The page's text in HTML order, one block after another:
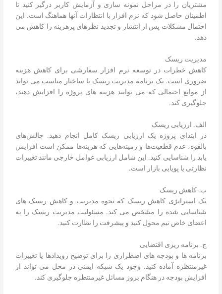
مشتریان را در مراحل نمونه سازی و آزمایش کاربر درگیر کنید تا
اطمینان حاصل شود که نرم افزار با انتظارات آنها هماهنگ است. این
احتمال مشکلات پس از انتشار و تجدید نظرهای پرهزینه را کاهش می
دهد.
مدیریت ریسک
کاهش خطرات در توسعه نرم افزار سفارشی برای کاهش هزینه
ضروری است. یک برنامه مدیریت ریسک با ساختار مناسب می تواند
از موانع احتمالی که می توانند هزینه های پروژه را افزایش دهند،
جلوگیری کند.
الف. ارزیابی ریسک
در ابتدای پروژه یک ارزیابی ریسک کامل انجام دهید. چالش‌های
بالقوه، عدم قطعیت‌ها و زمینه‌هایی که هزینه‌ها ممکن است افزایش
یابد را شناسایی کنید. این شامل ارزیابی عوامل خارجی مانند تغییرات
نظارتی یا پویایی بازار است.
ب. کاهش ریسک
یک استراتژی کاهش ریسک که نحوه مدیریت و کاهش ریسک های
شناسایی شده را مشخص می کند. مسئولیت مدیریت ریسک را به
اعضای خاص تیم محول کنید و پیشرفت را نظارت کنید.
ج. برنامه ریزی اقتضایی
برنامه ها و بودجه های اضطراری را برای توضیح رویدادها یا تغییرات
غیرمنتظره آماده کنید. وجود یک شبکه ایمنی در محل می تواند از
افزایش بودجه در هنگام بروز مسائل غیرمنتظره جلوگیری کند.